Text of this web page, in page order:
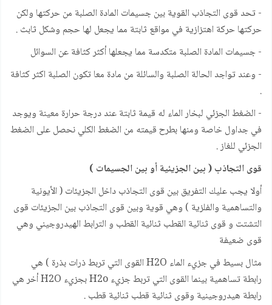
- تحد قوى التجاذب القوية بين جسيمات المادة الصلبة من حركتها ولكن
حركتها حركة اهتزازية في مواقع ثابتة مما يجعل لها حجم وشكل ثابث .
- جسيمات المادة الصلبة متكدسة مما يجعلها أكثر كثافة عن السوائل
- وعند تواجد الحالة الصلبة والسائلة من مادة معا تكون الصلبة اكثر كثافة
.
- الضغط الجزئي لبخار الماء له قيمة ثابتة عند درجة حرارة معينة ويوجد
في جداول خاصة ومنها بطرح قيمته من الضغط الكلي نحصل على الضغط
الجزئي للغاز .
قوى التجاذب ( بين الجزيئية أو بين الجسيمات )
أولا يجب عليك التفريق بين قوى التجاذب داخل الجزيئات ( الأيونية
والتساهمية والفلزية ) وهي قوية وبين قوى التجاذب بين الجزيئات قوى
التشتت و قوى ثنائية القطب ثنائية القطب و الترابط الهيدروجيني وهي
قوى ضعيفة
مثال بسيط في جزيء الماء H2O القوى التي تربط ذرات بذرة ) هي
رابطة تساهمية بينما القوى التي تربط جزيء H2o بجزيء H2O أخر هي
رابطة هيدروجينية وقوى ثنائية قطب ثنائية قطب .